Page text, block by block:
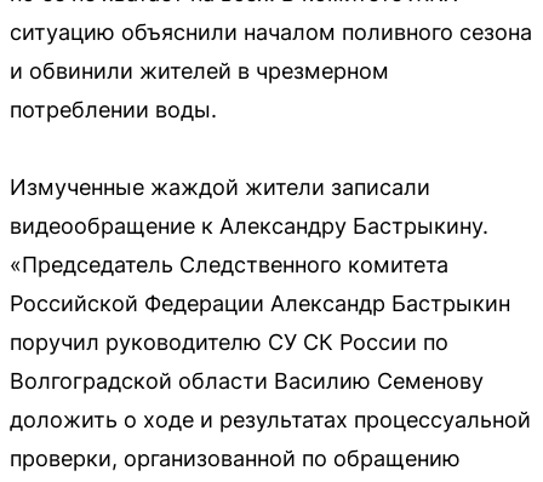
ситуацию объяснили началом поливного сезона
и обвинили жителей в чрезмерном
потреблении воды.
Измученные жаждой жители записали
видеообращение к Александру Бастрыкину.
«Председатель Следственного комитета
Российской Федерации Александр Бастрыкин
поручил руководителю СУ СК России по
Волгоградской области Василию Семенову
доложить о ходе и результатах процессуальной
проверки, организованной по обращению